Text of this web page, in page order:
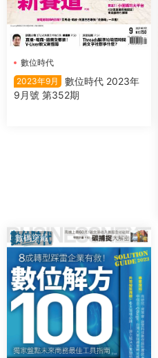
數位時代
2023年9月
數位時代 2023年
9月號 第352期
數碼穿戴